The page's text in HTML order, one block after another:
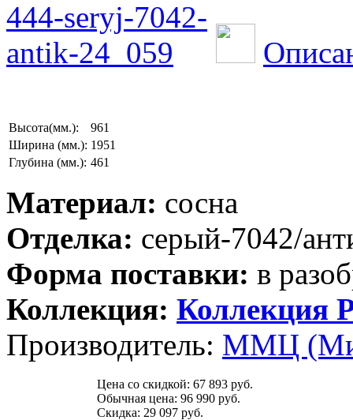
Высота(мм.):
961
Ширина (мм.): 1951
Глубина (мм.): 461
Материал: сосна
Отделка: серый-7042/
Форма поставки: в
Коллекция: Коллекция
Производитель: ММЦ
Цена со скидкой: 67 893 руб.
Обычная цена: 96 990 руб.
Скидка: 29 097 руб.